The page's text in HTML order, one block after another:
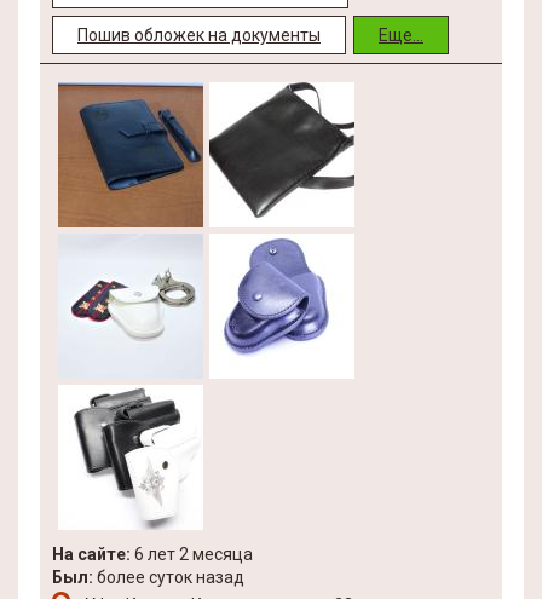
Пошив обложек на документы Еще...
На сайте: 6 лет 2 месяца
Был: более суток назад